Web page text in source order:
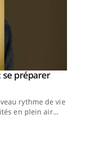
se préparer
rythme de vie !
en plein air…